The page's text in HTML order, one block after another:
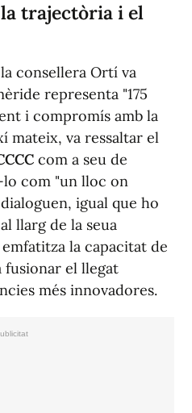
trajectòria i el
consellera Ortí va
representa "175
i compromís amb la
mateix, va ressaltar el
com a seu de
com "un lloc on
igual que ho
llarg de la seua
la capacitat de
fusionar el llegat
més innovadores.